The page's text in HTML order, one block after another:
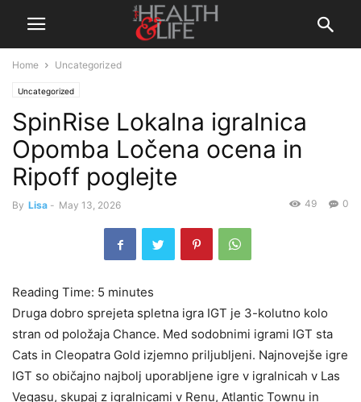
Home Uncategorized
Uncategorized
SpinRise Lokalna igralnica
Opomba Ločena ocena in
Ripoff poglejte
By Lisa - May 13, 2026 0
49
Reading Time: 5 minutes
Druga dobro sprejeta spletna igra IGT je 3-kolutno kolo
stran od položaja Chance. Med sodobnimi igrami IGT sta
Cats in Cleopatra Gold izjemno priljubljeni. Najnovejše igre
IGT so običajno najbolj uporabljene igre v igralnicah v Las
Vegasu, skupaj z igralnicami v Renu, Atlantic Townu in